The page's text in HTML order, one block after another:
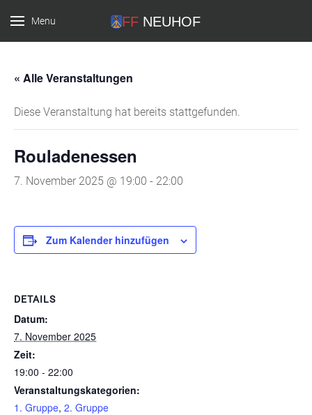
Menu
« Alle Veranstaltungen
Diese Veranstaltung hat bereits stattgefunden.
Rouladenessen
7. November 2025 @ 19:00 - 22:00
Zum Kalender hinzufügen
DETAILS
Datum:
7. November 2025
Zeit:
19:00 - 22:00
Veranstaltungskategorien:
1. Gruppe, 2. Gruppe